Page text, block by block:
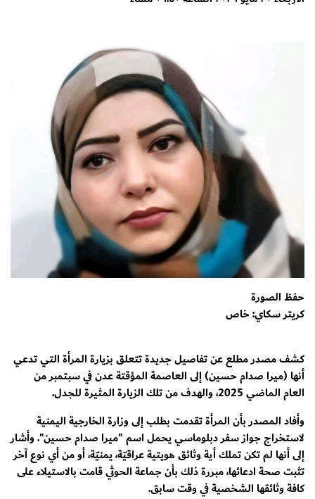
حفظ الصورة
كريتر سكاي: خاص
كشف مصدر مطلع عن تفاصيل جديدة تتعلق بزيارة المرأة التي تدعي
أنها (ميرا صدام حسين) إلى العاصمة المؤقتة عدن في سبتمبر من
العام الماضي 2025، والهدف من تلك الزيارة المثيرة للجدل.
وأفاد المصدر بأن المرأة تقدمت بطلب إلى وزارة الخارجية اليمنية
لاستخراج جواز سفر دبلوماسي يحمل اسم "ميرا صدام حسين". وأشار
إلى أنها لم تكن تملك أية وثائق هويتية عراقيّة، يمنيّة، أو من أي نوع آخر
تثبت صحة ادعائها، مبررة ذلك بأن جماعة الحوثي قامت بالاستيلاء على
كافة وثائقها الشخصية في وقت سابق.